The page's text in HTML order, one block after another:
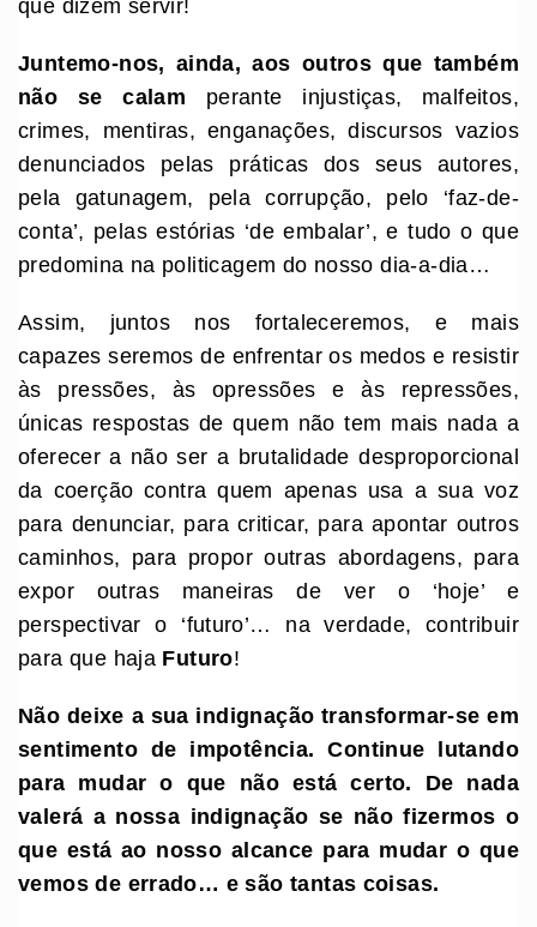
que dizem servir!
Juntemo-nos, ainda, aos outros que também
não se calam perante injustiças, malfeitos,
crimes, mentiras, enganações, discursos vazios
denunciados pelas práticas dos seus autores,
pela gatunagem, pela corrupção, pelo ‘faz-de-
conta’, pelas estórias ‘de embalar’, e tudo o que
predomina na politicagem do nosso dia-a-dia…
Assim, juntos nos fortaleceremos, e mais
capazes seremos de enfrentar os medos e resistir
às pressões, às opressões e às repressões,
únicas respostas de quem não tem mais nada a
oferecer a não ser a brutalidade desproporcional
da coerção contra quem apenas usa a sua voz
para denunciar, para criticar, para apontar outros
caminhos, para propor outras abordagens, para
expor outras maneiras de ver o ‘hoje’ e
perspectivar o ‘futuro’… na verdade, contribuir
para que haja Futuro!
Não deixe a sua indignação transformar-se em
sentimento de impotência. Continue lutando
para mudar o que não está certo. De nada
valerá a nossa indignação se não fizermos o
que está ao nosso alcance para mudar o que
vemos de errado… e são tantas coisas.